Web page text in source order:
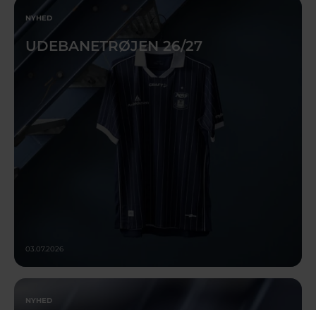
NYHED
UDEBANETRØJEN 26/27
03.07.2026
NYHED